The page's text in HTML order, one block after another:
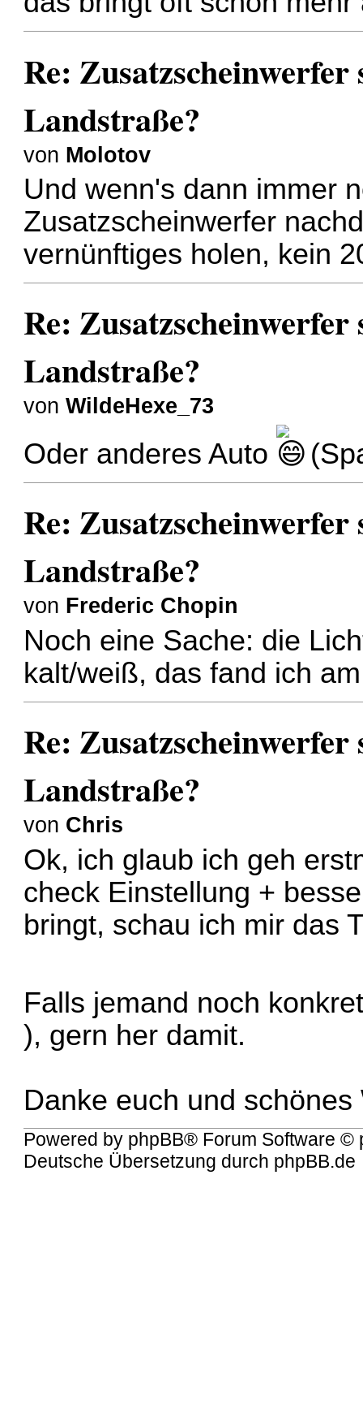
Re:
Landstraße?
von Molotov
Und wenn's dann immer
Zusatzscheinwerfer
vernünftiges holen, kein
Re:
Landstraße?
vonWildeHexe_73
Oder anderes Auto
Re:
Landstraße?
von Frederic Chopin
Noch eine Sache: die
kalt/weiß, das fand ich
Re:
Landstraße?
von Chris
Ok, ich glaub ich geh
check Einstellung +
bringt, schau ich mir das
Falls jemand noch
), gern her damit.
Danke euch und schönes
Powered by phpBB® Forum Software ©
Deutsche Übersetzung durch phpBB.de